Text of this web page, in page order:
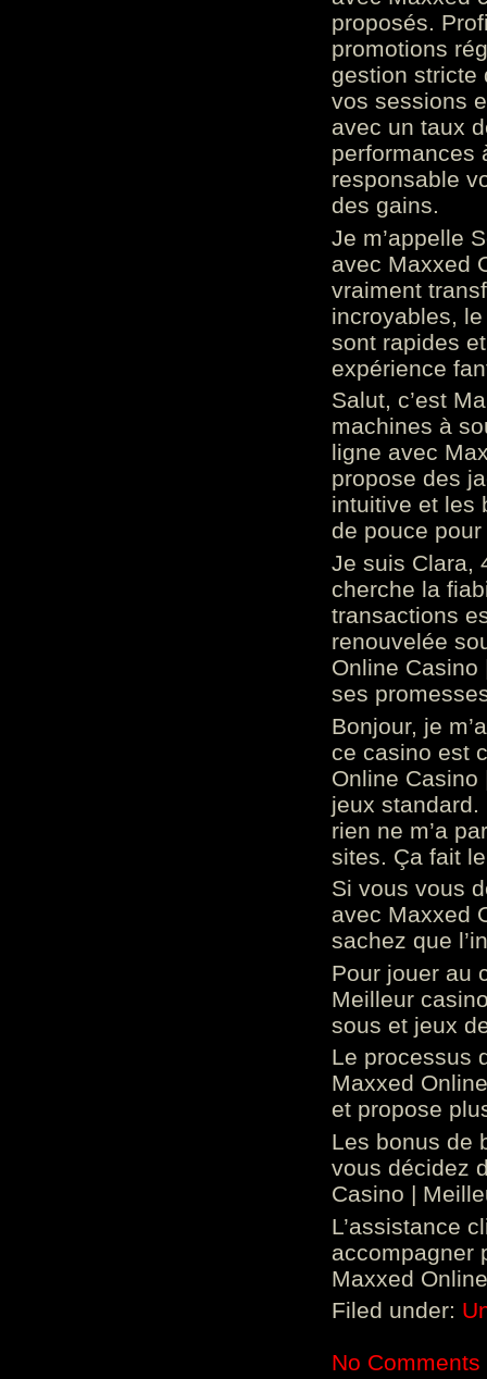
proposés.
promotions
gestion stricte
vos sessions
avec un taux
performances
responsable
des gains.
Je m’appelle
avec Maxxed
vraiment
incroyables,
sont rapides
expérience
Salut, c’est
machines à
ligne avec
propose des
intuitive et les
de pouce
Je suis Clara,
cherche la
transactions
renouvelée
Online
ses
Bonjour, je
ce casino est
Online
jeux standard.
rien ne m’a
sites. Ça fait
Si vous vous
avec Maxxed
sachez que
Pour jouer au
Meilleur
sous et jeux
Le processus
Maxxed
et propose
Les bonus de
vous décidez
Casino |
L’assistance
accompagner
Maxxed
Filed under:
No Comments